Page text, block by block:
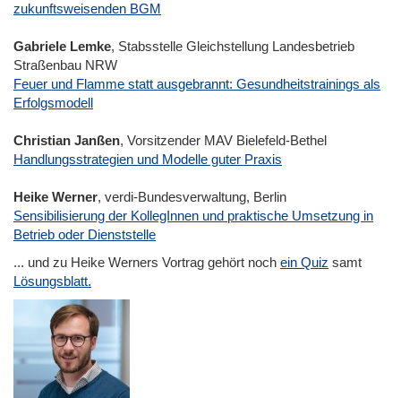
zukunftsweisenden BGM
Gabriele Lemke, Stabsstelle Gleichstellung Landesbetrieb
Straßenbau NRW
Feuer und Flamme statt ausgebrannt: Gesundheitstrainings als
Erfolgsmodell
Christian Janßen, Vorsitzender MAV Bielefeld-Bethel
Handlungsstrategien und Modelle guter Praxis
Heike Werner, verdi-Bundesverwaltung, Berlin
Sensibilisierung der KollegInnen und praktische Umsetzung in
Betrieb oder Dienststelle
... und zu Heike Werners Vortrag gehört noch ein Quiz samt
Lösungsblatt.